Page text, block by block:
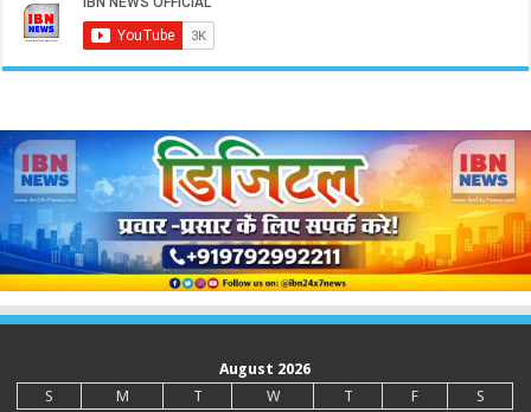
August 2026
S
M T W T F
S